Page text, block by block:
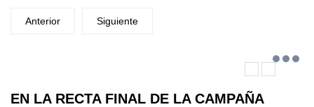
Anterior Siguiente
EN LA RECTA FINAL DE LA CAMPAÑA